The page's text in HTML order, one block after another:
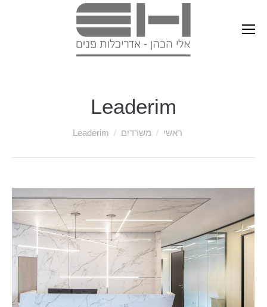
Leaderim
ראשי משרדים Leaderim